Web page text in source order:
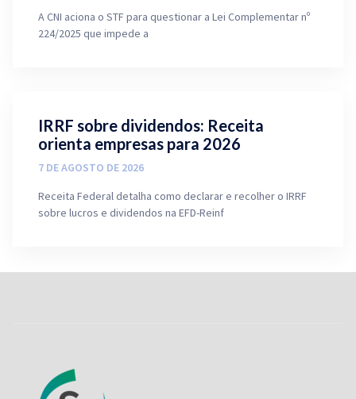
A CNI aciona o STF para questionar a Lei Complementar nº
224/2025 que impede a
IRRF sobre dividendos: Receita
orienta empresas para 2026
7 DE AGOSTO DE 2026
Receita Federal detalha como declarar e recolher o IRRF
sobre lucros e dividendos na EFD-Reinf